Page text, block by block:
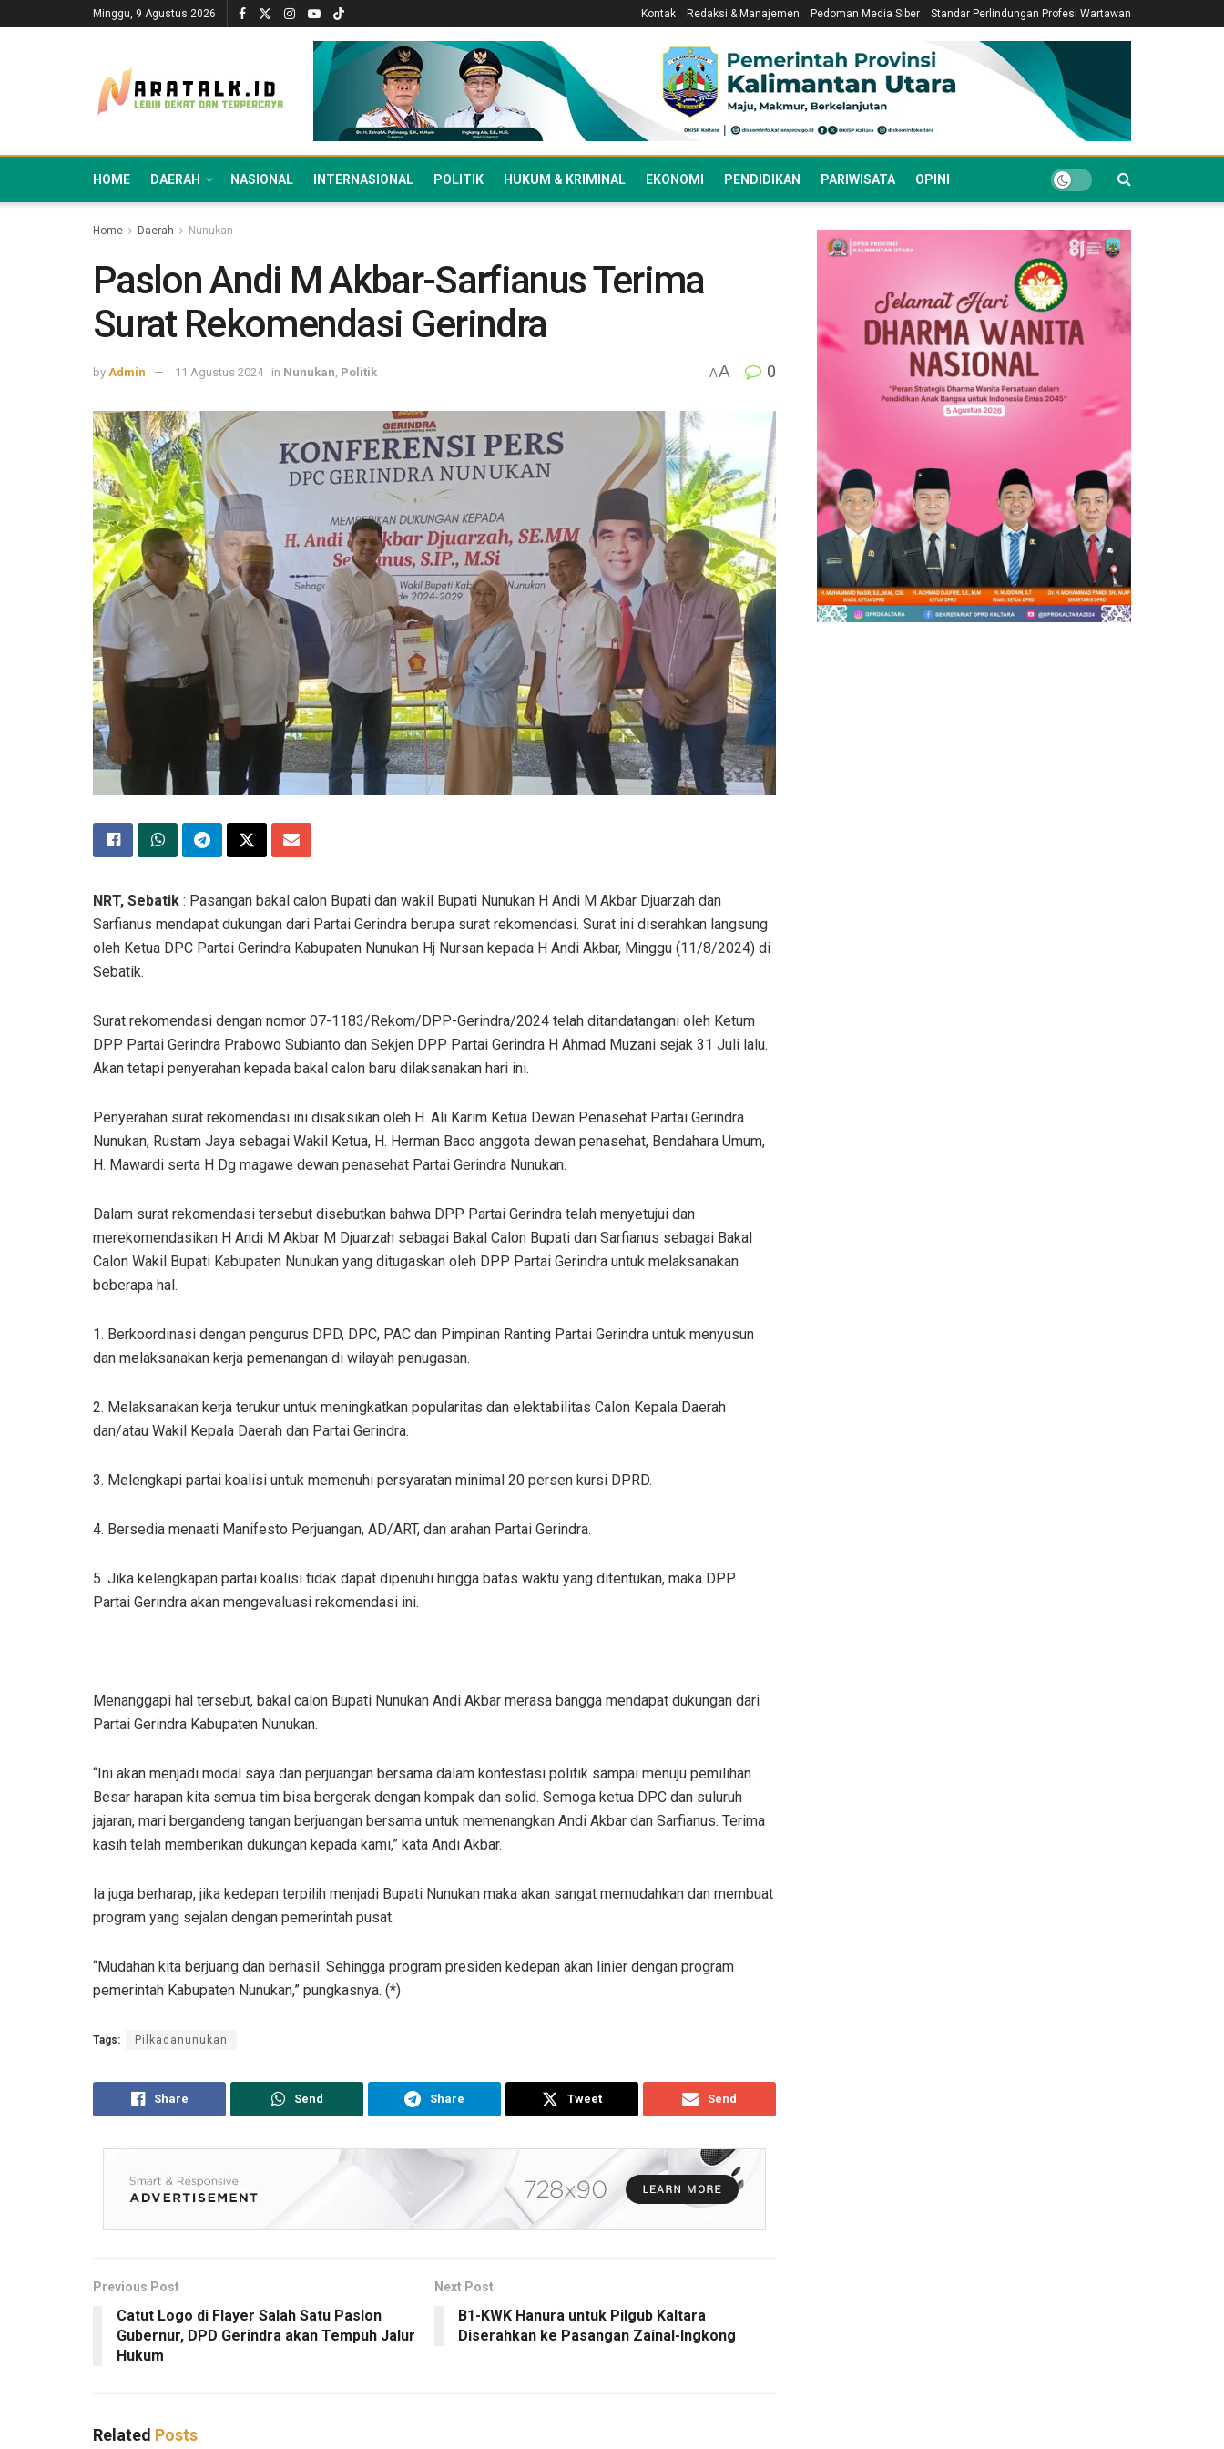
Minggu, 9 Agustus 2026 Kontak Redaksi & Manajemen Pedoman Media Siber Standar Perlindungan Profesi Wartawan
HOME DAERAH NASIONAL INTERNASIONAL POLITIK HUKUM & KRIMINAL EKONOMI PENDIDIKAN PARIWISATA OPINI
Home Daerah Nunukan
Paslon Andi M Akbar-Sarfianus Terima
Surat Rekomendasi Gerindra
by Admin 11 Agustus 2024 in Nunukan Politik AA 0
NRT, Sebatik : Pasangan bakal calon Bupati dan wakil Bupati Nunukan H Andi M Akbar Djuarzah dan
Sarfianus mendapat dukungan dari Partai Gerindra berupa surat rekomendasi. Surat ini diserahkan langsung
oleh Ketua DPC Partai Gerindra Kabupaten Nunukan Hj Nursan kepada H Andi Akbar, Minggu (11/8/2024) di
Sebatik.
Surat rekomendasi dengan nomor 07-1183/Rekom/DPP-Gerindra/2024 telah ditandatangani oleh Ketum
DPP Partai Gerindra Prabowo Subianto dan Sekjen DPP Partai Gerindra H Ahmad Muzani sejak 31 Juli lalu.
Akan tetapi penyerahan kepada bakal calon baru dilaksanakan hari ini.
Penyerahan surat rekomendasi ini disaksikan oleh H. Ali Karim Ketua Dewan Penasehat Partai Gerindra
Nunukan, Rustam Jaya sebagai Wakil Ketua, H. Herman Baco anggota dewan penasehat, Bendahara Umum,
H. Mawardi serta H Dg magawe dewan penasehat Partai Gerindra Nunukan.
Dalam surat rekomendasi tersebut disebutkan bahwa DPP Partai Gerindra telah menyetujui dan
merekomendasikan H Andi M Akbar M Djuarzah sebagai Bakal Calon Bupati dan Sarfianus sebagai Bakal
Calon Wakil Bupati Kabupaten Nunukan yang ditugaskan oleh DPP Partai Gerindra untuk melaksanakan
beberapa hal.
1. Berkoordinasi dengan pengurus DPD, DPC, PAC dan Pimpinan Ranting Partai Gerindra untuk menyusun
dan melaksanakan kerja pemenangan di wilayah penugasan.
2. Melaksanakan kerja terukur untuk meningkatkan popularitas dan elektabilitas Calon Kepala Daerah
dan/atau Wakil Kepala Daerah dan Partai Gerindra.
3. Melengkapi partai koalisi untuk memenuhi persyaratan minimal 20 persen kursi DPRD.
4. Bersedia menaati Manifesto Perjuangan, AD/ART, dan arahan Partai Gerindra.
5. Jika kelengkapan partai koalisi tidak dapat dipenuhi hingga batas waktu yang ditentukan, maka DPP
Partai Gerindra akan mengevaluasi rekomendasi ini.
Menanggapi hal tersebut, bakal calon Bupati Nunukan Andi Akbar merasa bangga mendapat dukungan dari
Partai Gerindra Kabupaten Nunukan.
“Ini akan menjadi modal saya dan perjuangan bersama dalam kontestasi politik sampai menuju pemilihan.
Besar harapan kita semua tim bisa bergerak dengan kompak dan solid. Semoga ketua DPC dan suluruh
jajaran, mari bergandeng tangan berjuangan bersama untuk memenangkan Andi Akbar dan Sarfianus. Terima
kasih telah memberikan dukungan kepada kami,” kata Andi Akbar.
Ia juga berharap, jika kedepan terpilih menjadi Bupati Nunukan maka akan sangat memudahkan dan membuat
program yang sejalan dengan pemerintah pusat.
“Mudahan kita berjuang dan berhasil. Sehingga program presiden kedepan akan linier dengan program
pemerintah Kabupaten Nunukan,” pungkasnya. (*)
Tags: Pilkadanunukan
Share Send Share Tweet Send
Previous Post
Catut Logo di Flayer Salah Satu Paslon
Gubernur, DPD Gerindra akan Tempuh Jalur
Hukum
Next Post
B1-KWK Hanura untuk Pilgub Kaltara
Diserahkan ke Pasangan Zainal-Ingkong
Related Posts